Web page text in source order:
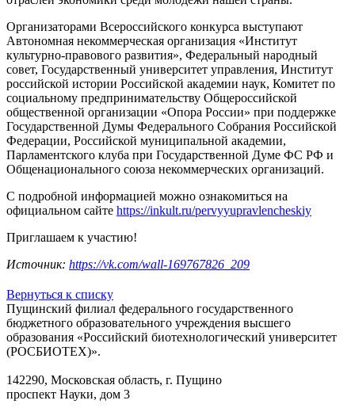
Организаторами Всероссийского конкурса выступают
Автономная некоммерческая организация «Институт
культурно-правового развития», Федеральный народный
совет, Государственный университет управления, Институт
российской истории Российской академии наук, Комитет по
социальному предпринимательству Общероссийской
общественной организации «Опора России» при поддержке
Государственной Думы Федерального Собрания Российской
Федерации, Российской муниципальной академии,
Парламентского клуба при Государственной Думе ФС РФ и
Общенационального союза некоммерческих организаций.
С подробной информацией можно ознакомиться на
официальном сайте https://inkult.ru/pervyyupravlencheskiy
Приглашаем к участию!
Источник: https://vk.com/wall-169767826_209
Вернуться к списку
Пущинский филиал федерального государственного
бюджетного образовательного учреждения высшего
образования «Российский биотехнологический университет
(РОСБИОТЕХ)».
142290, Московская область, г. Пущино
проспект Науки, дом 3